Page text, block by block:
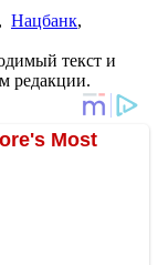
, Нацбанк,
текст и
редакции.